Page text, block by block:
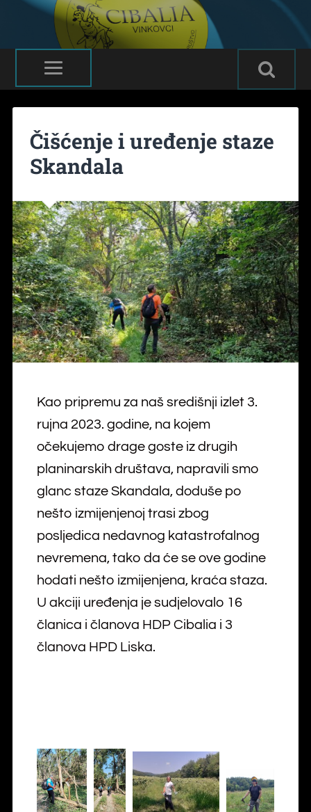
Čišćenje i uređenje staze
Skandala
Kao pripremu za naš središnji izlet 3.
rujna 2023. godine, na kojem
očekujemo drage goste iz drugih
planinarskih društava, napravili smo
glanc staze Skandala, doduše po
nešto izmijenjenoj trasi zbog
posljedica nedavnog katastrofalnog
nevremena, tako da će se ove godine
hodati nešto izmijenjena, kraća staza.
U akciji uređenja je sudjelovalo 16
članica i članova HDP Cibalia i 3
članova HPD Liska.